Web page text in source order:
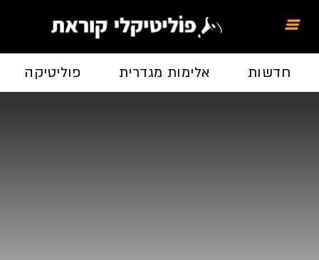
חדשות אלימות מגדרית פוליטיקה